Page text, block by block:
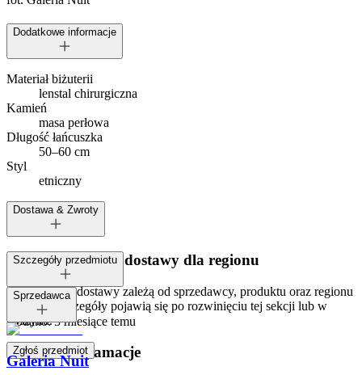
Dodatkowe informacje
Materiał biżuterii
lenstal chirurgiczna
Kamień
masa perłowa
Długość łańcuszka
50–60 cm
Styl
etniczny
Dostawa & Zwroty
Dostępne metody dostawy dla regionu
Opcje i koszt dostawy zależą od sprzedawcy, produktu oraz regionu
dostawy. Szczegóły pojawią się po rozwinięciu tej sekcji lub w
koszyku.
Zwroty i reklamacje
Szczegóły przedmiotu
Tagi:
Dodano:3 miesiące temu
Zgłoś przedmiot
Sprzedawca
Galeria Nuit